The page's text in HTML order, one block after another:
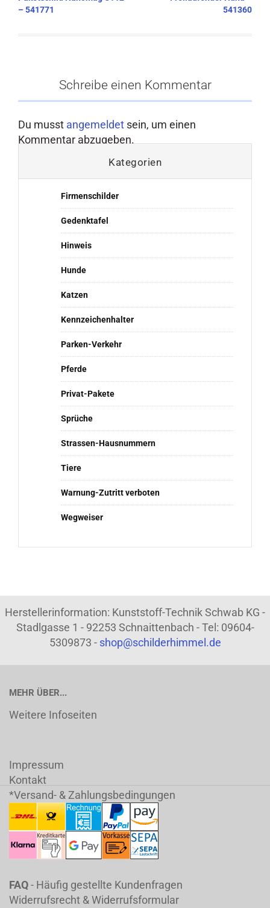
– 541771
541360
Schreibe einen Kommentar
Du musst angemeldet sein, um einen
Kommentar abzugeben.
Kategorien
Firmenschilder
Gedenktafel
Hinweis
Hunde
Katzen
Kennzeichenhalter
Parken-Verkehr
Pferde
Privat-Pakete
Sprüche
Strassen-Hausnummern
Tiere
Warnung-Zutritt verboten
Wegweiser
Herstellerinformation: Kunststoff-Technik Schwab KG -
Stadlgasse 1 - 92253 Schnaittenbach - Tel: 09604-
5309873 - shop@schilderhimmel.de
MEHR ÜBER...
Weitere Infoseiten
Impressum
Kontakt
*Versand- & Zahlungsbedingungen
FAQ- Häufig gestellte Kundenfragen
Widerrufsrecht & Widerrufsformular